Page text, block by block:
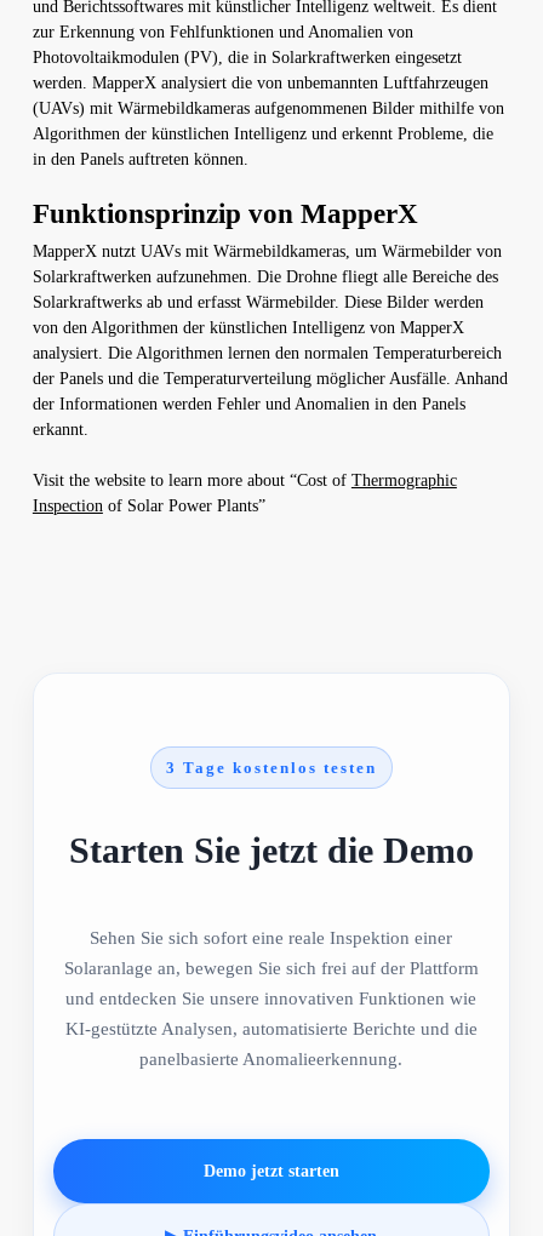
und Berichtssoftwares mit künstlicher Intelligenz weltweit. Es dient
zur Erkennung von Fehlfunktionen und Anomalien von
Photovoltaikmodulen (PV), die in Solarkraftwerken eingesetzt
werden. MapperX analysiert die von unbemannten Luftfahrzeugen
(UAVs) mit Wärmebildkameras aufgenommenen Bilder mithilfe von
Algorithmen der künstlichen Intelligenz und erkennt Probleme, die
in den Panels auftreten können.
Funktionsprinzip von MapperX
MapperX nutzt UAVs mit Wärmebildkameras, um Wärmebilder von
Solarkraftwerken aufzunehmen. Die Drohne fliegt alle Bereiche des
Solarkraftwerks ab und erfasst Wärmebilder. Diese Bilder werden
von den Algorithmen der künstlichen Intelligenz von MapperX
analysiert. Die Algorithmen lernen den normalen Temperaturbereich
der Panels und die Temperaturverteilung möglicher Ausfälle. Anhand
der Informationen werden Fehler und Anomalien in den Panels
erkannt.
Visit the website to learn more about “Cost of Thermographic
Inspection of Solar Power Plants”
3 Tage kostenlos testen
Starten Sie jetzt die Demo
Sehen Sie sich sofort eine reale Inspektion einer
Solaranlage an, bewegen Sie sich frei auf der Plattform
und entdecken Sie unsere innovativen Funktionen wie
KI-gestützte Analysen, automatisierte Berichte und die
panelbasierte Anomalieerkennung.
Demo jetzt starten